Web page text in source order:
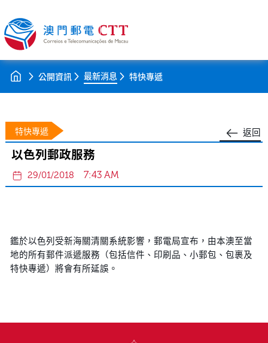
公開資訊 最新消息 特快專遞
返回
特快專遞
以色列郵政服務
29/01/2018 7:43 AM
鑑於以色列受新海關清關系統影響，郵電局宣布，由本澳至當
地的所有郵件派遞服務（包括信件、印刷品、小郵包、包裹及
特快專遞）將會有所延誤。